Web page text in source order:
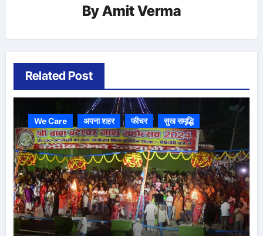
ByAmit Verma
Related Post
We Care अपना शहर फीचर सुख समृद्धि